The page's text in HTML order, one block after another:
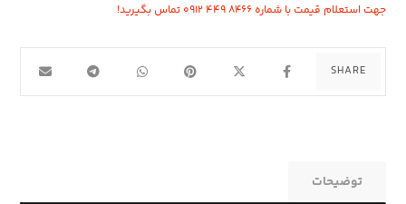
جهت استعلام قیمت با شماره ۸۴۶۶ ۴۴۹ ۰۹۱۲ تماس بگیرید!
توضیحات